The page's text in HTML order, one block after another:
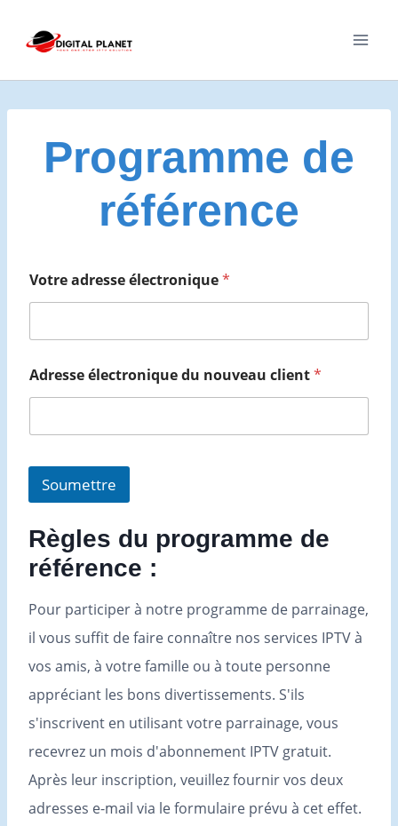
Programme de
référence
Votre adresse électronique*
Adresse électronique du nouveau client*
Soumettre
Règles du programme de
référence :
Pour participer à notre programme de parrainage,
il vous suffit de faire connaître nos services IPTV à
vos amis, à votre famille ou à toute personne
appréciant les bons divertissements. S'ils
s'inscrivent en utilisant votre parrainage, vous
recevrez un mois d'abonnement IPTV gratuit.
Après leur inscription, veuillez fournir vos deux
adresses e-mail via le formulaire prévu à cet effet.